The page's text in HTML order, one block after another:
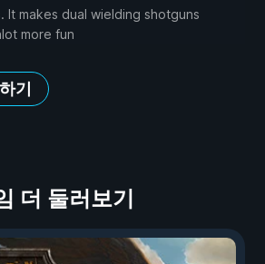
It makes dual wielding shotguns
more fun
기
더 둘러보기